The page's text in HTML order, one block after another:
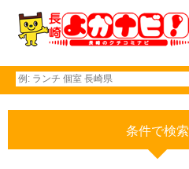
条件で検索